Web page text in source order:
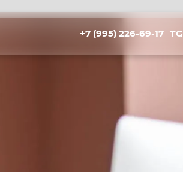
+7 (995) 226-69-17 TG